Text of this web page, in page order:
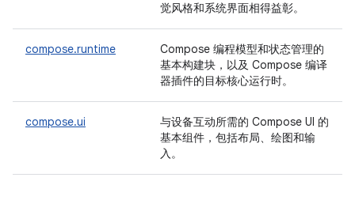
觉风格和系统界面相得益彰。
compose.runtime
Compose 编程模型和状态管理的
基本构建块，以及 Compose 编译
器插件的目标核心运行时。
compose.ui
与设备互动所需的 Compose UI 的
基本组件，包括布局、绘图和输
入。